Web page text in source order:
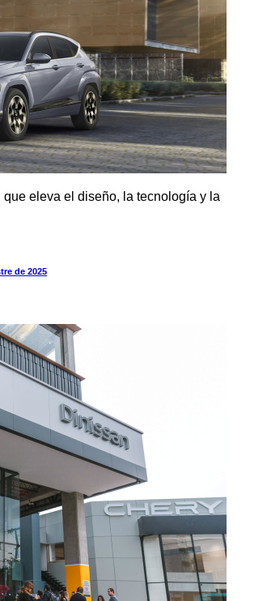
eleva el diseño, la tecnología y la
de 2025